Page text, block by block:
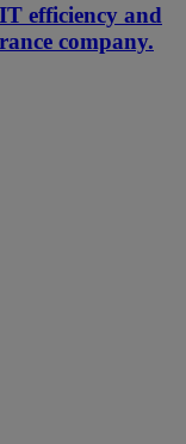
efficiency and
company.